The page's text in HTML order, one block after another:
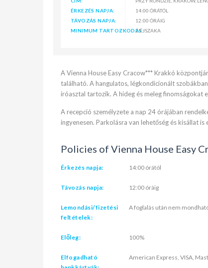
ÉRKEZÉS NAPJA:
14:00 ÓRÁTÓL
TÁVOZÁS NAPJA:
12:00 ÓRÁIG
MINIMUM TARTOZKODÁS:2 ÉJSZAKA
A Vienna House Easy Cracow*** Krakkó
található. A hangulatos, légkondicionált
íróasztal tartozik. A hideg és meleg finomságokat
A recepció személyzete a nap 24 órájában
ingyenesen. Parkolásra van lehetőség és kisállat is
Policies of Vienna House Easy
Érkezés napja: 14:00 órától
Távozás napja: 12:00 óráig
Lemondási/fizetési
feltételek:
A foglalás után nem
Előleg: 100%
Elfogadható
American Express, VISA,